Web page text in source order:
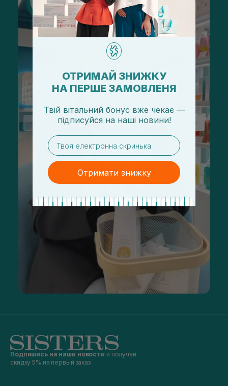
Подпишись на наши новости и получай
скидку 5% на первый заказ
ОТРИМАЙ ЗНИЖКУ
НА ПЕРШЕ ЗАМОВЛЕНЯ
Твій вітальний бонус вже чекає —
підписуйся на наші новини!
email
Отримати знижку